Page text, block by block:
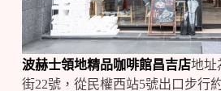
波赫士領地精品咖啡館昌吉店地址
街22號，從民權西站5號出口步行